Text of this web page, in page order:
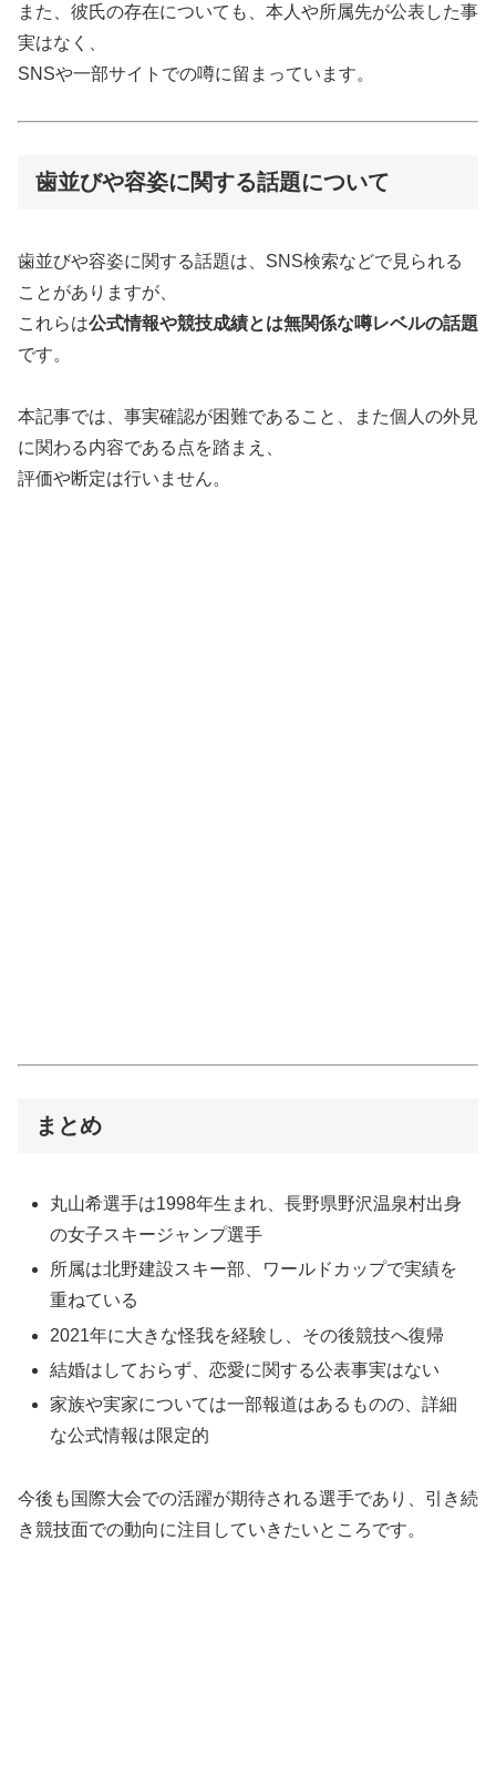
また、彼氏の存在についても、本人や所属先が公表した事
実はなく、
SNSや一部サイトでの噂に留まっています。
歯並びや容姿に関する話題について
歯並びや容姿に関する話題は、SNS検索などで見られる
ことがありますが、
これらは公式情報や競技成績とは無関係な噂レベルの話題
です。
本記事では、事実確認が困難であること、また個人の外見
に関わる内容である点を踏まえ、
評価や断定は行いません。
まとめ
丸山希選手は1998年生まれ、長野県野沢温泉村出身
の女子スキージャンプ選手
所属は北野建設スキー部、ワールドカップで実績を
重ねている
2021年に大きな怪我を経験し、その後競技へ復帰
結婚はしておらず、恋愛に関する公表事実はない
家族や実家については一部報道はあるものの、詳細
な公式情報は限定的
今後も国際大会での活躍が期待される選手であり、引き続
き競技面での動向に注目していきたいところです。